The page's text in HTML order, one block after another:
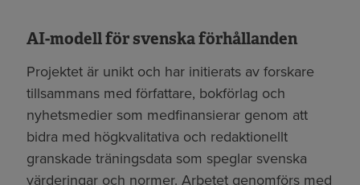
AI-modell för svenska förhållanden
Projektet är unikt och har initierats av forskare
tillsammans med författare, bokförlag och
nyhetsmedier som medfinansierar genom att
bidra med högkvalitativa och redaktionellt
granskade träningsdata som speglar svenska
värderingar och normer. Arbetet genomförs med